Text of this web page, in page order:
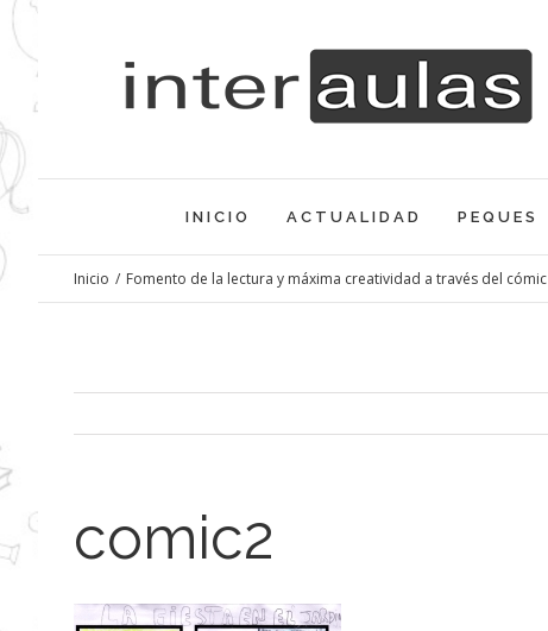
Saltar
INICIO ACTUALIDAD PEQUES
Inicio / Fomento de la lectura y máxima creatividad a través del cómic
comic2